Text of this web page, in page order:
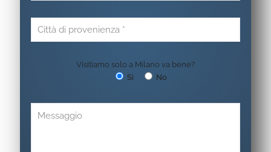
Visitiamo solo a Milano va bene?
Si
No